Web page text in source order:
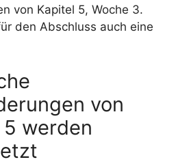
von Kapitel 5, Woche 3.
den Abschluss auch eine
von
werden